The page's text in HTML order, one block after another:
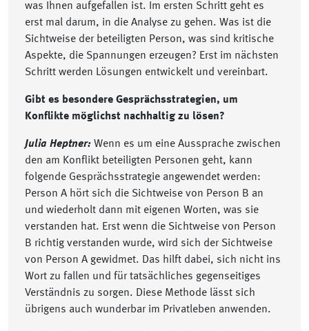
was Ihnen aufgefallen ist. Im ersten Schritt geht es
erst mal darum, in die Analyse zu gehen. Was ist die
Sichtweise der beteiligten Person, was sind kritische
Aspekte, die Spannungen erzeugen? Erst im nächsten
Schritt werden Lösungen entwickelt und vereinbart.
Gibt es besondere Gesprächsstrategien, um
Konflikte möglichst nachhaltig zu lösen?
Julia Heptner: Wenn es um eine Aussprache zwischen
den am Konflikt beteiligten Personen geht, kann
folgende Gesprächsstrategie angewendet werden:
Person A hört sich die Sichtweise von Person B an
und wiederholt dann mit eigenen Worten, was sie
verstanden hat. Erst wenn die Sichtweise von Person
B richtig verstanden wurde, wird sich der Sichtweise
von Person A gewidmet. Das hilft dabei, sich nicht ins
Wort zu fallen und für tatsächliches gegenseitiges
Verständnis zu sorgen. Diese Methode lässt sich
übrigens auch wunderbar im Privatleben anwenden.